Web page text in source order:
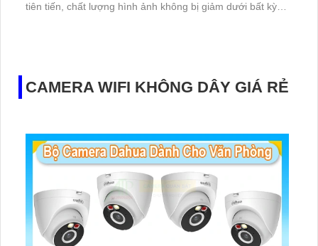
tiên tiến, chất lượng hình ảnh không bị giảm dưới bất kỳ
CAMERA WIFI KHÔNG DÂY GIÁ RẺ